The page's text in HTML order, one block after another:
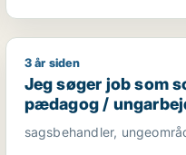
/ ufaglært
Jeg søger job som
3 år siden
Jeg søger job som
pædagog /
sagsbehandler,